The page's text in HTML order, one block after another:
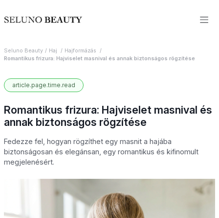
Seluno Beauty Haj
Hajformázás
Romantikus frizura: Hajviselet masnival és annak biztonságos rögzítése
article.page.time.read
Romantikus frizura: Hajviselet masnival és
annak biztonságos rögzítése
Fedezze fel, hogyan rögzíthet egy masnit a hajába
biztonságosan és elegánsan, egy romantikus és kifinomult
megjelenésért.